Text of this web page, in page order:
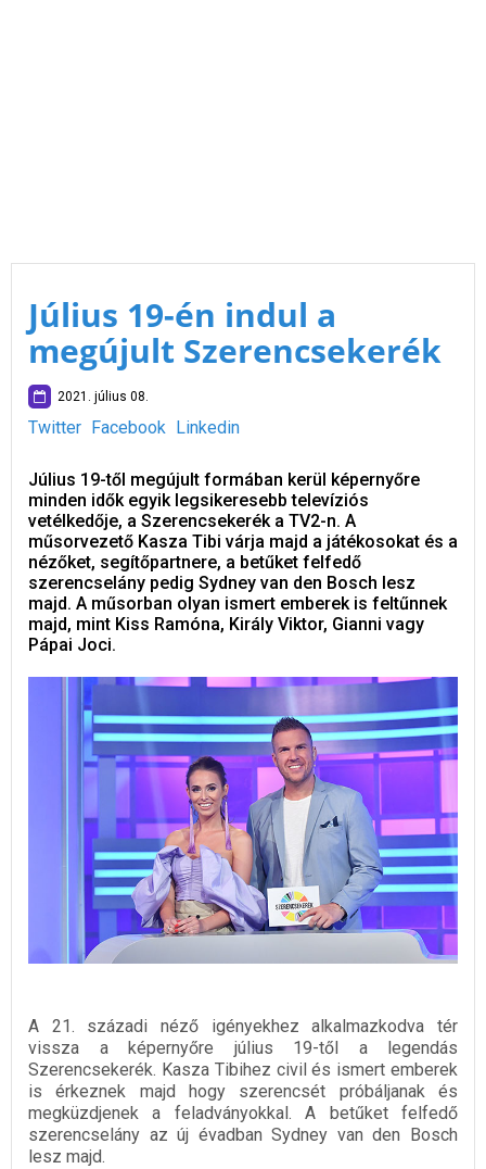
Július 19-én indul a
megújult Szerencsekerék
2021. július 08.
Twitter Facebook Linkedin
Július 19-től megújult formában kerül képernyőre
minden idők egyik legsikeresebb televíziós
vetélkedője, a Szerencsekerék a TV2-n. A
műsorvezető Kasza Tibi várja majd a játékosokat és a
nézőket, segítőpartnere, a betűket felfedő
szerencselány pedig Sydney van den Bosch lesz
majd. A műsorban olyan ismert emberek is feltűnnek
majd, mint Kiss Ramóna, Király Viktor, Gianni vagy
Pápai Joci.
A 21. századi néző igényekhez alkalmazkodva tér
vissza a képernyőre július 19-től a legendás
Szerencsekerék. Kasza Tibihez civil és ismert emberek
is érkeznek majd hogy szerencsét próbáljanak és
megküzdjenek a feladványokkal. A betűket felfedő
szerencselány az új évadban Sydney van den Bosch
lesz majd.